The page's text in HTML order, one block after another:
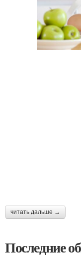
читать дальше →
Последние